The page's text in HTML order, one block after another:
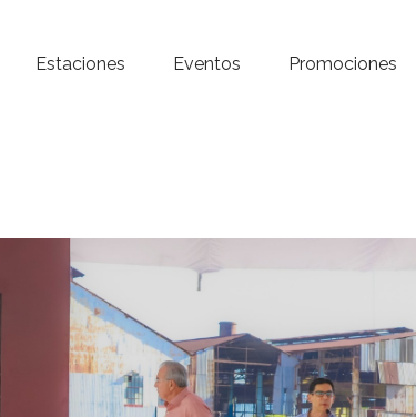
Estaciones Eventos Promociones
ti